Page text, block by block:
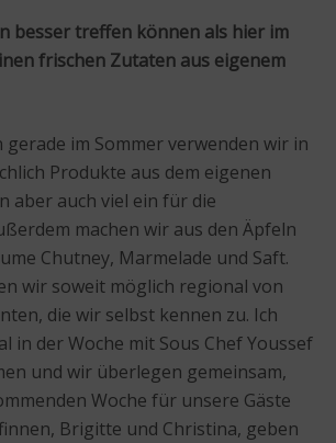
besser treffen können als hier im
frischen Zutaten aus eigenem
gerade im Sommer verwenden wir in
Produkte aus dem eigenen
aber auch viel ein für die
machen wir aus den Äpfeln
Chutney, Marmelade und Saft.
wir soweit möglich regional von
die wir selbst kennen zu. Ich
in der Woche mit Sous Chef Youssef
und wir überlegen gemeinsam,
Woche für unsere Gäste
Brigitte und Christina, geben